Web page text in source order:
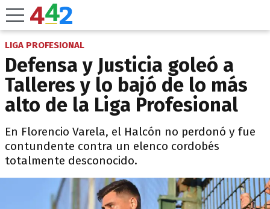
LIGA PROFESIONAL
Defensa y Justicia goleó a
Talleres y lo bajó de lo más
alto de la Liga Profesional
En Florencio Varela, el Halcón no perdonó y fue
contundente contra un elenco cordobés
totalmente desconocido.